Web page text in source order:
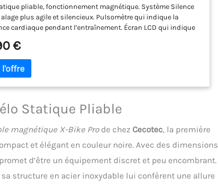
d’inertie. (Pliable | sans dossier)
pliable, fonctionnement magnétique. Système Silence
plus agile et silencieux. Pulsomètre qui indique la
cardiaque pendant l’entraînement. Écran LCD qui indique
Fonction SCAN intégrée. 8 niveaux de résistance variable
des plaines et des montagnes. Volant d’inertie 2’5 Kg. La
transmission fluide par courroie. Xtreme Confort: Selle au
conçue pour vous. Ergonomie avancée pour obtenir
optimale d’entraînement, grâce à son design et ses
sécurité et un confort maximal. Facile à déplacer grâce à
€
Statique Pliable
magnétique X-Bike Prode chez Cecotec, la première
et élégant en couleur noire. Avec des dimensions
d’être un équipement discret et peu encombrant.
structure en acier inoxydable lui confèrent une allure